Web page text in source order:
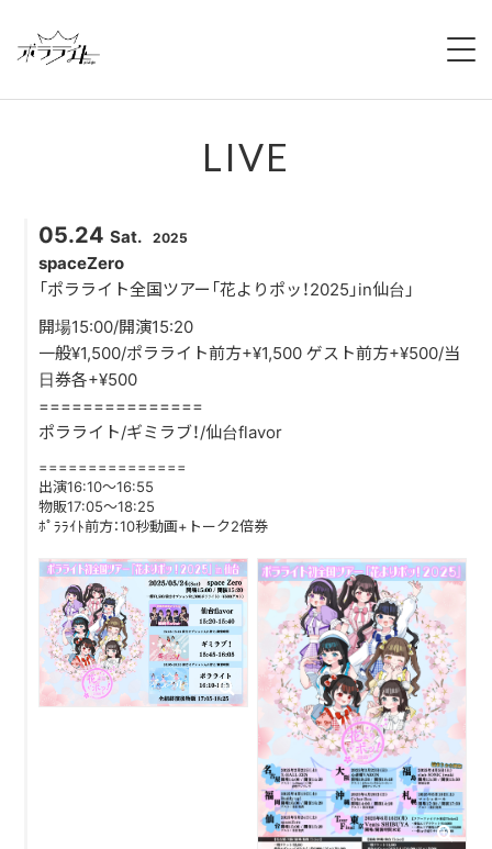
NEWS
LIVE
CONTACT
FANLETTER
SHOP
COMPANY
LIVE
05.24 Sat. 2025
spaceZero
「ポラライト全国ツアー「花よりポッ！2025」in仙台」
開場15:00/開演15:20
一般¥1,500/ポラライト前方+¥1,500 ゲスト前方+¥500/当
日券各+¥500
===============
ポラライト/ギミラブ！/仙台flavor
===============
出演16:10～16:55
物販17:05～18:25
ﾎﾟﾗﾗｲﾄ前方：10秒動画+トーク2倍券